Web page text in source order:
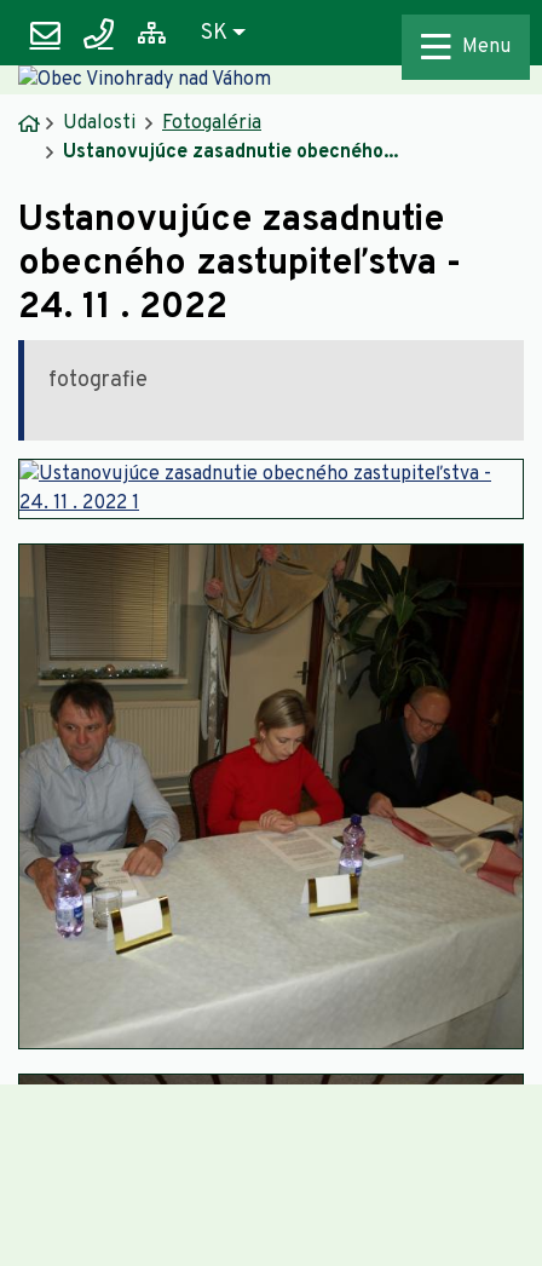
Rovno na obsah
Rovno na menupodatelna@vinohradynadvahom.eu
031 789 9253
Mapa webu
SKSlovensky
Menu
Úvodná stránka
Udalosti
Fotogaléria
Ustanovujúce zasadnutie obecného...
Ustanovujúce zasadnutie
obecného zastupiteľstva -
24. 11 . 2022
fotografie